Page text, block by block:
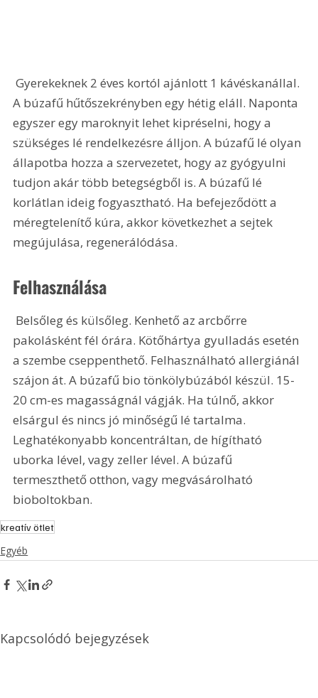
Gyerekeknek 2 éves kortól ajánlott 1 kávéskanállal.
A búzafű hűtőszekrényben egy hétig eláll. Naponta
egyszer egy maroknyit lehet kipréselni, hogy a
szükséges lé rendelkezésre álljon. A búzafű lé olyan
állapotba hozza a szervezetet, hogy az gyógyulni
tudjon akár több betegségből is. A búzafű lé
korlátlan ideig fogyasztható. Ha befejeződött a
méregtelenítő kúra, akkor következhet a sejtek
megújulása, regenerálódása.
Felhasználása
pakolásként fél órára. Kötőhártya gyulladás esetén
a szembe cseppenthető. Felhasználható allergiánál
szájon át. A búzafű bio tönkölybúzából készül. 15-
20 cm-es magasságnál vágják. Ha túlnő, akkor
elsárgul és nincs jó minőségű lé tartalma.
Leghatékonyabb koncentráltan, de hígítható
uborka lével, vagy zeller lével. A búzafű
termeszthető otthon, vagy megvásárolható
bioboltokban.
kreatív ötlet
Egyéb
Kapcsolódó bejegyzések